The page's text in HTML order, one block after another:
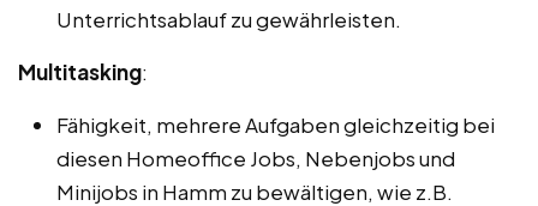
Unterrichtsablauf zu gewährleisten.
Multitasking:
Fähigkeit, mehrere Aufgaben gleichzeitig bei
diesen Homeoffice Jobs, Nebenjobs und
Minijobs in Hamm zu bewältigen, wie z.B.